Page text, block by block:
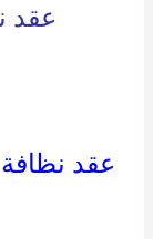
عقد
عقد نظافة